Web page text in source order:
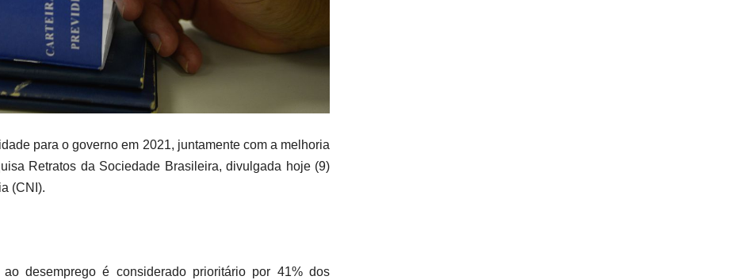
para o governo em 2021, juntamente com a melhoria
Retratos da Sociedade Brasileira, divulgada hoje (9)
(CNI).
desemprego é considerado prioritário por 41% dos